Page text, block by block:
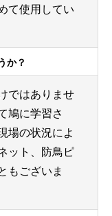
て使用してい
か？
ではありませ
鳩に学習さ
場の状況によ
ット、防鳥ピ
もございま